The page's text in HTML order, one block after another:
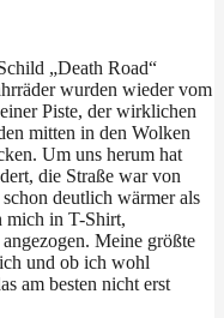
„Death Road“
wurden wieder vom
Piste, der wirklichen
mitten in den Wolken
Um uns herum hat
die Straße war von
deutlich wärmer als
mich in T-Shirt,
Meine größte
und ob ich wohl
am besten nicht erst